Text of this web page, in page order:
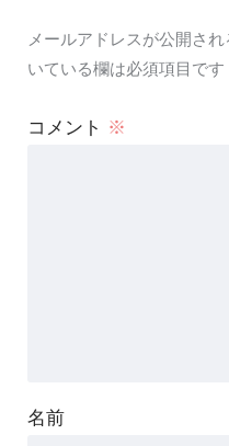
メールアドレスが公開され
いている欄は必須項目です
コメント ※
名前